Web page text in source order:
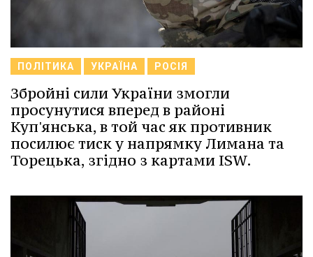
ПОЛІТИКА УКРАЇНА РОСІЯ
Збройні сили України змогли
просунутися вперед в районі
Куп'янська, в той час як противник
посилює тиск у напрямку Лимана та
Торецька, згідно з картами ISW.